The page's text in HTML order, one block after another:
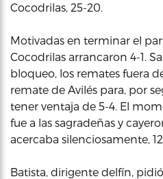
Cocodrilas, 25-20.
Motivadas en terminar el
Cocodrilas arrancaron 4-1.
bloqueo, los remates fuera
remate de Avilés para, por
tener ventaja de 5-4. El
fue a las sagradeñas y
acercaba silenciosamente,
Batista, dirigente delfín,